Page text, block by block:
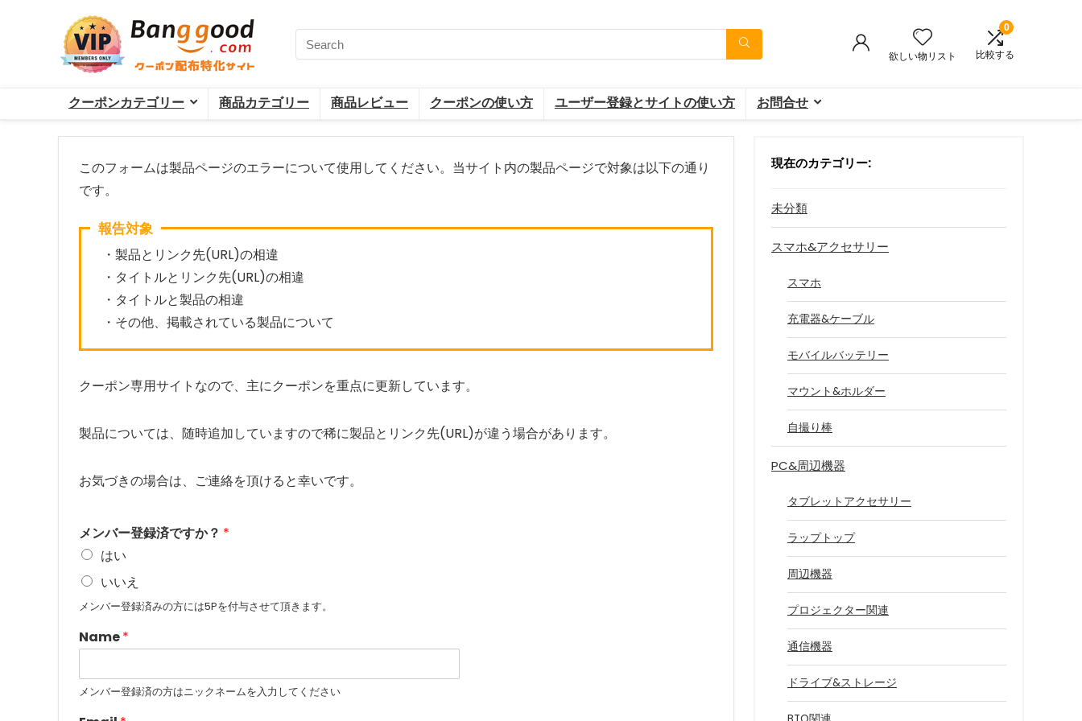
欲しい物リスト
0
比較する
クーポンカテゴリー 商品カテゴリー 商品レビュー クーポンの使い方 ユーザー登録とサイトの使い方 お問合せ
このフォームは製品ページのエラーについて使用してください。当サイト内の製品ページで対象は以下の通り
です。
報告対象
・製品とリンク先(URL)の相違
・タイトルとリンク先(URL)の相違
・タイトルと製品の相違
・その他、掲載されている製品について
クーポン専用サイトなので、主にクーポンを重点に更新しています。
製品については、随時追加していますので稀に製品とリンク先(URL)が違う場合があります。
お気づきの場合は、ご連絡を頂けると幸いです。
メンバー登録済ですか？ *
はい
いいえ
メンバー登録済みの方には5Pを付与させて頂きます。
Name*
メンバー登録済の方はニックネームを入力してください
現在のカテゴリー:
未分類
スマホ&アクセサリー
スマホ
充電器&ケーブル
モバイルバッテリー
マウント&ホルダー
自撮り棒
PC&周辺機器
タブレットアクセサリー
ラップトップ
周辺機器
プロジェクター関連
通信機器
ドライブ&ストレージ